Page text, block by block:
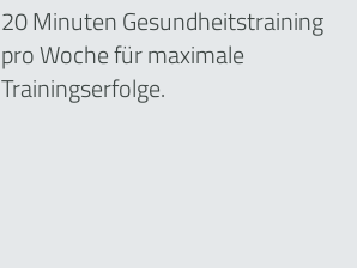
20 Minuten Gesundheitstraining
pro Woche für maximale
Trainingserfolge.